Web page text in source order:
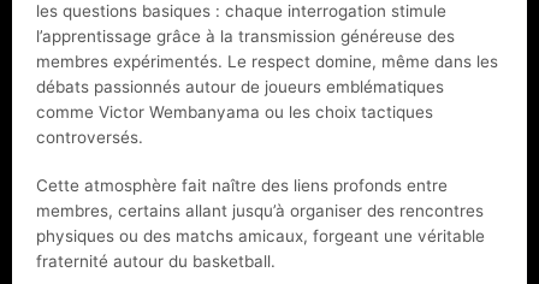
les questions basiques : chaque interrogation stimule
l’apprentissage grâce à la transmission généreuse des
membres expérimentés. Le respect domine, même dans les
débats passionnés autour de joueurs emblématiques
comme Victor Wembanyama ou les choix tactiques
controversés.
Cette atmosphère fait naître des liens profonds entre
membres, certains allant jusqu’à organiser des rencontres
physiques ou des matchs amicaux, forgeant une véritable
fraternité autour du basketball.